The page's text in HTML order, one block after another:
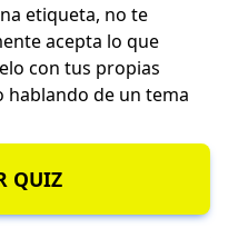
etiqueta, no te
acepta lo que
con tus propias
hablando de un tema
QUIZ